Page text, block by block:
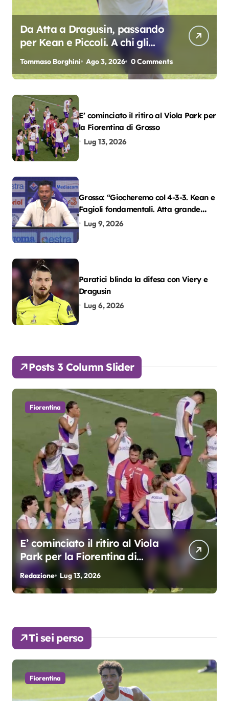
Da Atta a Dragusin, passando
per Kean e Piccoli. A chi gli
oscar del precampionato?
Tommaso Borghini Ago 3, 2026 0 Comments
E’ cominciato il ritiro al Viola Park per
la Fiorentina di Grosso
Lug 13, 2026
Grosso: “Giocheremo col 4-3-3. Kean e
Fagioli fondamentali. Atta grande
colpo”
Lug 9, 2026
Paratici blinda la difesa con Viery e
Dragusin
Lug 6, 2026
Posts 3 Column Slider
Fiorentina
Grosso: “Giocheremo col 4-3-
3. Kean e Fagioli
fondamentali. Atta grande
colpo”
Redazione Lug 9, 2026
Ti sei perso
Fiorentina